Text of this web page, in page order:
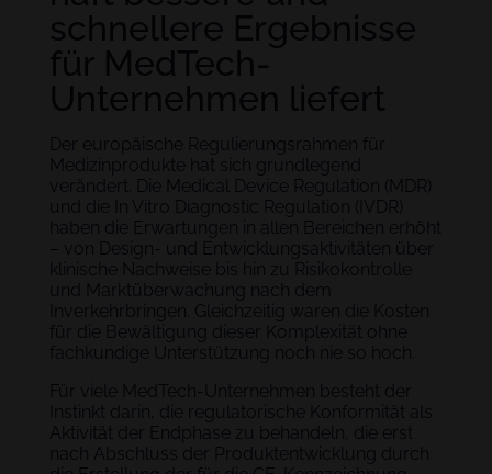
Der europäische Regulierungsrahmen für
Medizinprodukte hat sich grundlegend
verändert. Die Medical Device Regulation (MDR)
und die In Vitro Diagnostic Regulation (IVDR)
haben die Erwartungen in allen Bereichen erhöht
– von Design- und Entwicklungsaktivitäten über
klinische Nachweise bis hin zu Risikokontrolle
und Marktüberwachung nach dem
Inverkehrbringen. Gleichzeitig waren die Kosten
für die Bewältigung dieser Komplexität ohne
fachkundige Unterstützung noch nie so hoch.
Für viele MedTech-Unternehmen besteht der
Instinkt darin, die regulatorische Konformität als
Aktivität der Endphase zu behandeln, die erst
nach Abschluss der Produktentwicklung durch